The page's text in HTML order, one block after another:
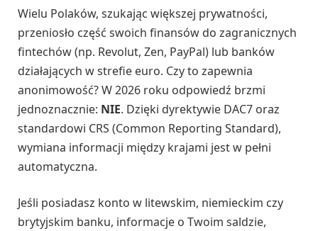
Wielu Polaków, szukając większej prywatności,
przeniosło część swoich finansów do zagranicznych
fintechów (np. Revolut, Zen, PayPal) lub banków
działających w strefie euro. Czy to zapewnia
anonimowość? W 2026 roku odpowiedź brzmi
jednoznacznie: NIE. Dzięki dyrektywie DAC7 oraz
standardowi CRS (Common Reporting Standard),
wymiana informacji między krajami jest w pełni
automatyczna.
Jeśli posiadasz konto w litewskim, niemieckim czy
brytyjskim banku, informacje o Twoim saldzie,